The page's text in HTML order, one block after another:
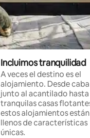
Incluimos tranquilidad
A veces el destino es el
alojamiento. Desde
junto al acantilado hasta
tranquilas casas
estos alojamientos están
llenos de características
únicas.